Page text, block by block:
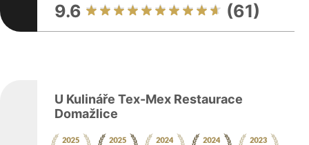
9.6 (61)
U Kulináře Tex-Mex Restaurace
Domažlice